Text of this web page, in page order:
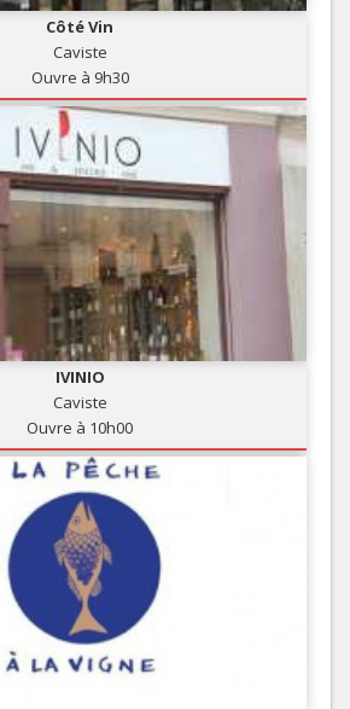
Côté Vin
Caviste
Ouvre à 9h30
IVINIO
Caviste
Ouvre à 10h00